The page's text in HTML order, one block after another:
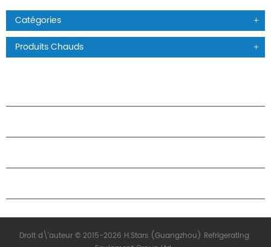
Catégories
Produits Chauds
Droit d\'auteur © 2015-2026 H.Stars (Guangzhou) Refrigerating